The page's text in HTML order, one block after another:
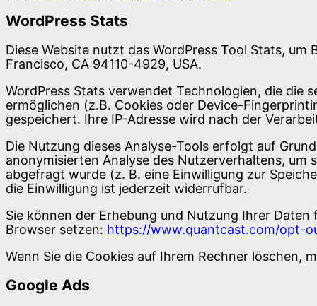
WordPress Stats
Diese Website nutzt das WordPress Tool Stats,
Francisco, CA 94110-4929, USA.
WordPress Stats verwendet Technologien, die die
ermöglichen (z.B. Cookies oder Device-
gespeichert. Ihre IP-Adresse wird nach der
Die Nutzung dieses Analyse-Tools erfolgt auf
anonymisierten Analyse des Nutzerverhaltens, um
abgefragt wurde (z. B. eine Einwilligung zur
die Einwilligung ist jederzeit widerrufbar.
Sie können der Erhebung und Nutzung Ihrer
Browser setzen: https://www.quantcast.com/opt-
Wenn Sie die Cookies auf Ihrem Rechner löschen,
Google Ads